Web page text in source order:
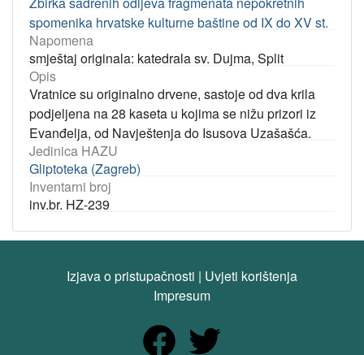
spomenika hrvatske kulturne baštine od IX do XV st.
Napomena
smještaj originala: katedrala sv. Dujma, Split
Opis
Vratnice su originalno drvene, sastoje od dva krila
podjeljena na 28 kaseta u kojima se nižu prizori iz
Evanđelja, od Navještenja do Isusova Uzašašća.
Jedinica HAZU
Gliptoteka (Zagreb)
Inventarni broj
inv.br. HZ-239
Izjava o pristupačnosti | Uvjeti korištenja
Impresum